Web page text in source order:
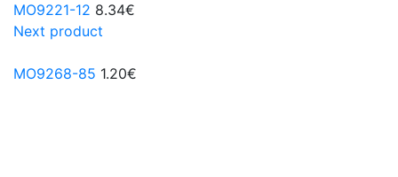
MO9221-12 8.34€
Next product
MO9268-85 1.20€